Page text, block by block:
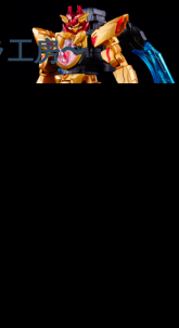
房〜